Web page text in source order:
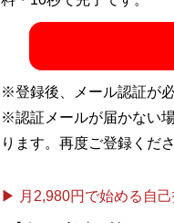
※登録後、メール認証が
※認証メールが届かない
ります。再度ご登録くださ
▶ 月2,980円で始める自